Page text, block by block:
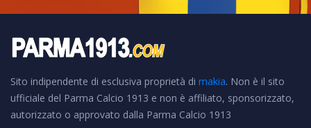
Sito indipendente di esclusiva proprietà di makia. Non è il sito
ufficiale del Parma Calcio 1913 e non è affiliato, sponsorizzato,
autorizzato o approvato dalla Parma Calcio 1913